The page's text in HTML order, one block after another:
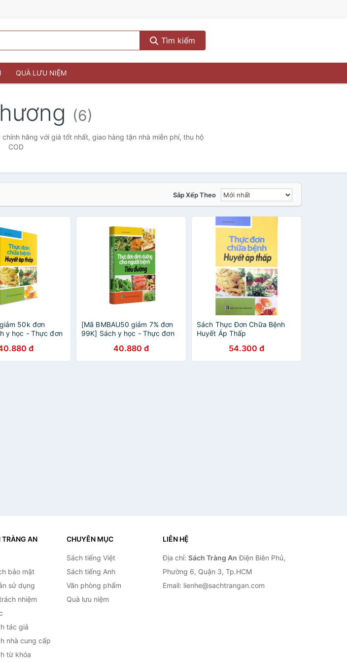
Tìm kiếm
QUÀ LƯU NIỆM
(6)
hãng với giá tốt nhất, giao hàng tận nhà miễn phí, thu hộ
COD
Sắp Xếp Theo
50k đơn
y học - Thực đơn
đ
[Mã BMBAU50 giảm 7% đơn
99K] Sách y học - Thực đơn
tiểu đường40.880 đ
Sách Thực Đơn Chữa Bệnh
Huyết Áp Thấp
54.300 đ
TRÀNG AN
bảo mật
sử dụng
nhiệm
tác giả
nhà cung cấp
từ khóa
CHUYÊN MỤC
Sách tiếng Việt
Sách tiếng Anh
Văn phòng phẩm
Quà lưu niệm
LIÊN HỆ
Địa chỉ: Sách Tràng An Điện Biên Phủ,
Phường 6, Quận 3, Tp.HCM
Email: lienhe@sachtrangan.com